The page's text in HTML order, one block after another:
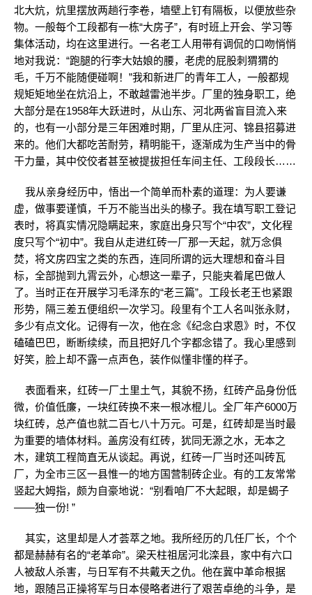
北大炕，炕里摆放两趟行李卷，墙壁上钉有隔板，以便放些杂
物。一般每个工段都有一栋“大房子”，有时班上开会、学习等
集体活动，均在这里进行。一名老工人用带有调侃的口吻悄悄
地对我说：“跑腿的行李大姑娘的腰，老虎的屁股刺猬猬的
毛，千万不能随便碰啊！”我和新进厂的青年工人，一般都规
规矩矩地坐在炕沿上，不敢越雷池半步。厂里的独身职工，绝
大部分是在1958年大跃进时，从山东、河北两省盲目流入来
的，也有一小部分是三年困难时期，厂里从庄河、锦县招募进
来的。他们大都吃苦耐劳，精明能干，逐渐成为生产当中的骨
干力量，其中佼佼者甚至被提拔担任车间主任、工段段长……
我从亲身经历中，悟出一个简单而朴素的道理：为人要谦
虚，做事要谨慎，千万不能当出头的椽子。我在填写职工登记
表时，将真实情况隐瞒起来，家庭出身只写个“中农”，文化程
度只写个“初中”。我自从走进红砖一厂那一天起，就万念俱
焚，将文房四宝之类的东西，连同所谓的远大理想和奋斗目
标，全部抛到九霄云外，心想这一辈子，只能夹着尾巴做人
了。当时正在开展学习毛泽东的“老三篇”。工段长老王也紧跟
形势，隔三差五便组织一次学习。段里有个工人名叫张永财，
多少有点文化。记得有一次，他在念《纪念白求恩》时，不仅
磕磕巴巴，断断续续，而且把好几个字都念错了。我心里感到
好笑，脸上却不露一点声色，装作似懂非懂的样子。
表面看来，红砖一厂土里土气，其貌不扬，红砖产品身份低
微，价值低廉，一块红砖换不来一根冰棍儿。全厂年产6000万
块红砖，总产值也就二百七八十万元。可是，红砖却是当时最
为重要的墙体材料。盖房没有红砖，犹同无源之水，无本之
木，建筑工程简直无从谈起。再说，红砖一厂当时还叫砖瓦
厂，为全市三区一县惟一的地方国营制砖企业。有的工友常常
竖起大姆指，颇为自豪地说：“别看咱厂不大起眼，却是蝎子
——独一份! ”
其实，这里却是人才荟萃之地。我所经历的几任厂长，个个
都是赫赫有名的“老革命”。梁天柱祖居河北滦县，家中有六口
人被敌人杀害，与日军有不共戴天之仇。他在冀中革命根据
地，跟随吕正操将军与日本侵略者进行了艰苦卓绝的斗争，是